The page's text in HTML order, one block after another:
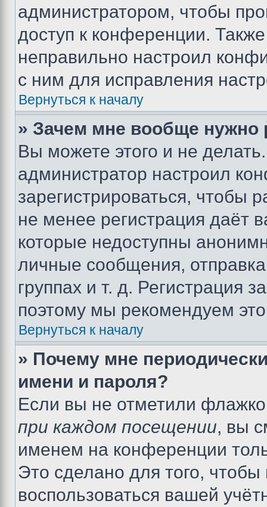
администратором, чтобы
доступ к конференции.
неправильно настроил
с ним для исправления
Вернуться к началу
» Зачем мне вообще нужно
Вы можете этого и не
администратор настроил
зарегистрироваться, чтобы
не менее регистрация даёт
которые недоступны
личные сообщения,
группах и т. д. Регистрация
поэтому мы рекомендуем
Вернуться к началу
» Почему мне
имени и пароля?
Если вы не отметили
при каждом посещении, вы
именем на конференции
Это сделано для того, чтобы
воспользоваться вашей